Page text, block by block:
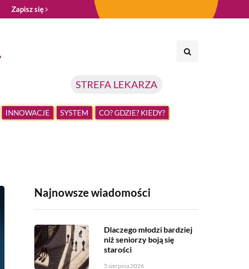
Zapisz się
STREFA LEKARZA
INNOWACJE SYSTEM CO? GDZIE? KIEDY?
Najnowsze wiadomości
Dlaczego młodzi bardziej
niż seniorzy boją się
starości
5 sierpnia 2026